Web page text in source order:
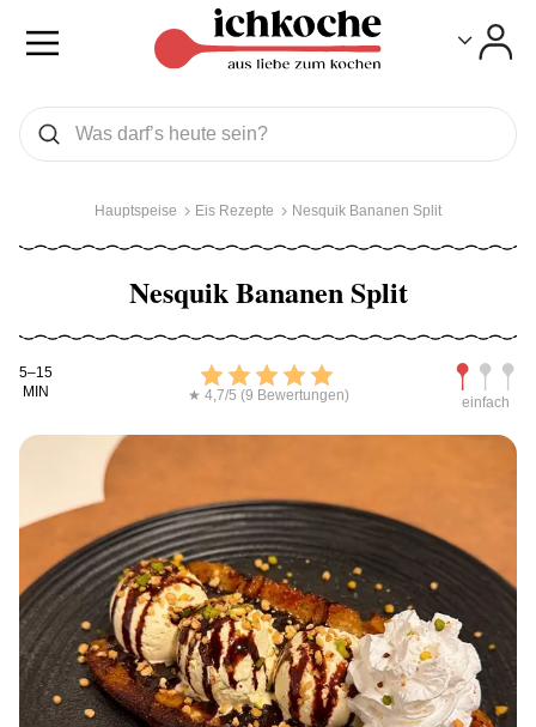
Was wollen Sie suchen
Suchen
Hauptspeise Eis Rezepte Nesquik Bananen Split
Nesquik Bananen Split
Kochdauer
5–15
MIN
Bewerten
★ 4,7/5 (9 Bewertungen) einfach